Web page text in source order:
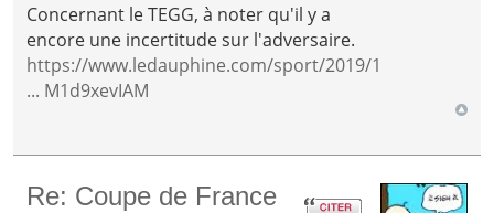
Concernant le TEGG, à noter qu'il y a
encore une incertitude sur l'adversaire.
https://www.ledauphine.com/sport/2019/1
... M1d9xevIAM
Re: Coupe de France